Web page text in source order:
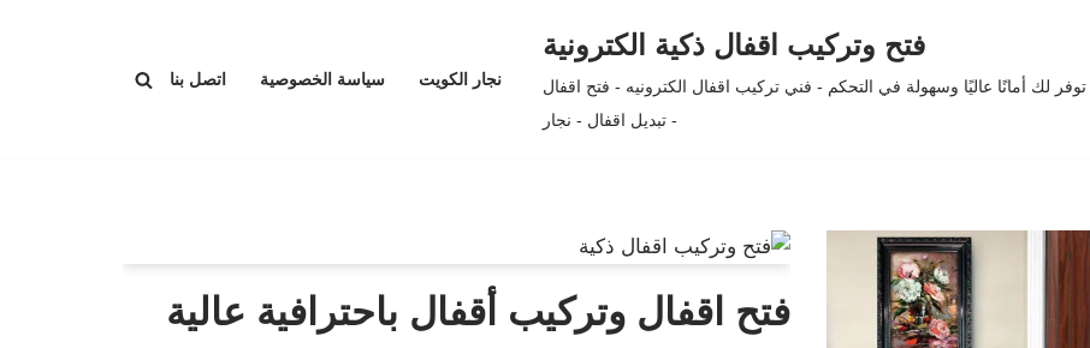
فتح وتركيب اقفال ذكية الكترونية
لك أمانًا عاليًا وسهولة في التحكم - فني تركيب اقفال الكترونيه - فتح اقفال
- تبديل اقفال - نجار
نجار الكويت سياسة الخصوصية اتصل بنا
فتح اقفال وتركيب أقفال باحترافية عالية